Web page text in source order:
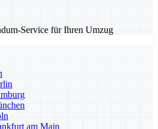
Service für Ihren Umzug
am Main